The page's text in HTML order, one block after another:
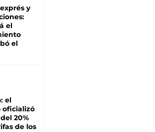
y
el
el
el
oficializó
20%
de los